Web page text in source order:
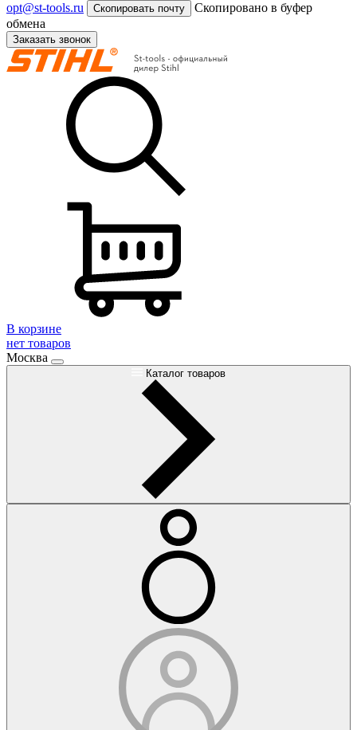
opt@st-tools.ru
Скопировать почту
Скопировано в буфер
обмена
Заказать звонок
В корзине
нет товаров
Москва
Каталог товаров